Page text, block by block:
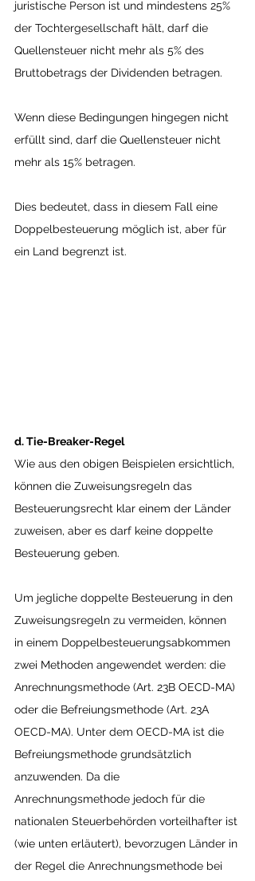
juristische Person ist und mindestens 25%
der Tochtergesellschaft hält, darf die
Quellensteuer nicht mehr als 5% des
Bruttobetrags der Dividenden betragen.
Wenn diese Bedingungen hingegen nicht
erfüllt sind, darf die Quellensteuer nicht
mehr als 15% betragen.
Dies bedeutet, dass in diesem Fall eine
Doppelbesteuerung möglich ist, aber für
ein Land begrenzt ist.
d. Tie-Breaker-Regel
Wie aus den obigen Beispielen ersichtlich,
können die Zuweisungsregeln das
Besteuerungsrecht klar einem der Länder
zuweisen, aber es darf keine doppelte
Besteuerung geben.
Um jegliche doppelte Besteuerung in den
Zuweisungsregeln zu vermeiden, können
in einem Doppelbesteuerungsabkommen
zwei Methoden angewendet werden: die
Anrechnungsmethode (Art. 23B OECD-MA)
oder die Befreiungsmethode (Art. 23A
OECD-MA). Unter dem OECD-MA ist die
Befreiungsmethode grundsätzlich
anzuwenden. Da die
Anrechnungsmethode jedoch für die
nationalen Steuerbehörden vorteilhafter ist
(wie unten erläutert), bevorzugen Länder in
der Regel die Anrechnungsmethode bei